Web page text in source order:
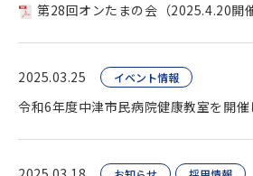
第28回オンたまの会（2025.4.20開
2025.03.25 イベント情報
令和6年度中津市民病院健康教室を開催